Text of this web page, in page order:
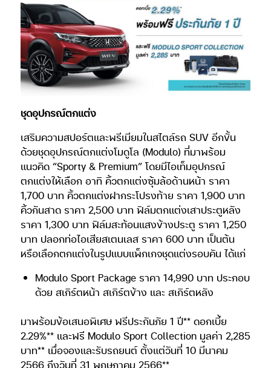
ชุดอุปกรณ์ตกแต่ง
เสริมความสปอร์ตและพรีเมียมในสไตล์รถ SUV อีกขั้น
ด้วยชุดอุปกรณ์ตกแต่งโมดูโล (Modulo) ที่มาพร้อม
แนวคิด “Sporty & Premium” โดยมีไอเท็มอุปกรณ์
ตกแต่งให้เลือก อาทิ คิ้วตกแต่งซุ้มล้อด้านหน้า ราคา
1,700 บาท คิ้วตกแต่งฝากระโปรงท้าย ราคา 1,900 บาท
คิ้วกันสาด ราคา 2,500 บาท ฟิล์มตกแต่งเสาประตูหลัง
ราคา 1,300 บาท ฟิล์มสะท้อนแสงข้างประตู ราคา 1,250
บาท ปลอกท่อไอเสียสเตนเลส ราคา 600 บาท เป็นต้น
หรือเลือกตกแต่งในรูปแบบแพ็กเกจชุดแต่งรอบคัน ได้แก่
Modulo Sport Package ราคา 14,990 บาท ประกอบ
ด้วย สเกิร์ตหน้า สเกิร์ตข้าง และ สเกิร์ตหลัง
มาพร้อมข้อเสนอพิเศษ ฟรีประกันภัย 1 ปี** ดอกเบี้ย
2.29%** และฟรี Modulo Sport Collection มูลค่า 2,285
บาท** เมื่อจองและรับรถยนต์ ตั้งแต่วันที่ 10 มีนาคม
2566 ถึงวันที่ 31 พฤษภาคม 2566**